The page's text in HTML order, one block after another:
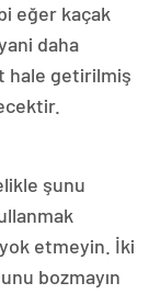
eğer kaçak
daha
hale getirilmiş
şunu
etmeyin. İki
bozmayın